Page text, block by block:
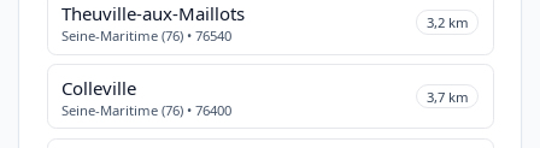
Theuville-aux-Maillots
Seine-Maritime (76) • 76540
3,2 km
Colleville
Seine-Maritime (76) • 76400
3,7 km